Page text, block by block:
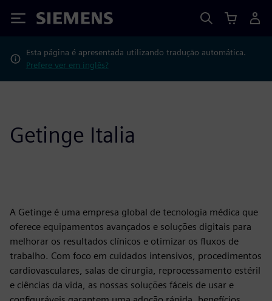
Siemens
Esta página é apresentada utilizando tradução automática.
Prefere ver em inglês?
Getinge Italia
A Getinge é uma empresa global de tecnologia médica que
oferece equipamentos avançados e soluções digitais para
melhorar os resultados clínicos e otimizar os fluxos de
trabalho. Com foco em cuidados intensivos, procedimentos
cardiovasculares, salas de cirurgia, reprocessamento estéril
e ciências da vida, as nossas soluções fáceis de usar e